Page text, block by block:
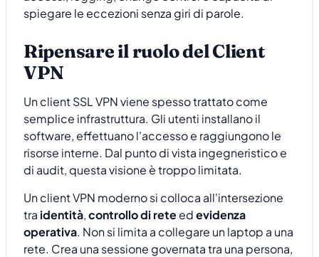
spiegare le eccezioni senza giri di parole.
Ripensare il ruolo del Client
VPN
Un client SSL VPN viene spesso trattato come
semplice infrastruttura. Gli utenti installano il
software, effettuano l'accesso e raggiungono le
risorse interne. Dal punto di vista ingegneristico e
di audit, questa visione è troppo limitata.
Un client VPN moderno si colloca all'intersezione
tra identità,controllo di reteedevidenza
operativa. Non si limita a collegare un laptop a una
rete. Crea una sessione governata tra una persona,